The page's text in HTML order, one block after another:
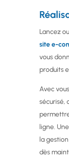
Lancez
site e-
vous
produits
Avec
sécurisé,
ligne.
la
dès